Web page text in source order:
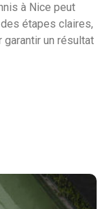
à Nice peut
étapes claires,
un résultat